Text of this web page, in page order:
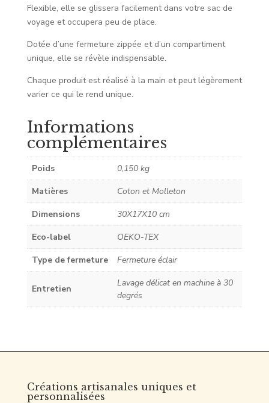
Flexible, elle se glissera facilement dans votre sac de
voyage et occupera peu de place.
Dotée d’une fermeture zippée et d’un compartiment
unique, elle se révèle indispensable.
Chaque produit est réalisé à la main et peut légèrement
varier ce qui le rend unique.
Informations
complémentaires
Poids
0,150 kg
Matières
Coton et Molleton
Dimensions
30X17X10 cm
Eco-label
OEKO-TEX
Type de fermeture
Fermeture éclair
Entretien
Lavage délicat en machine à 30
degrés
Créations artisanales uniques et
personnalisées